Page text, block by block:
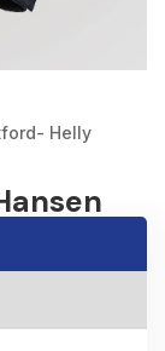
Helly